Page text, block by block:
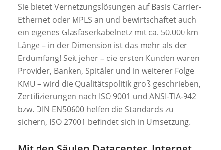
Sie bietet Vernetzungslösungen auf Basis Carrier-
Ethernet oder MPLS an und bewirtschaftet auch
ein eigenes Glasfaserkabelnetz mit ca. 50.000 km
Länge – in der Dimension ist das mehr als der
Erdumfang! Seit jeher – die ersten Kunden waren
Provider, Banken, Spitäler und in weiterer Folge
KMU – wird die Qualitätspolitik groß geschrieben,
Zertifizierungen nach ISO 9001 und ANSI-TIA-942
bzw. DIN EN50600 helfen die Standards zu
sichern, ISO 27001 befindet sich in Umsetzung.